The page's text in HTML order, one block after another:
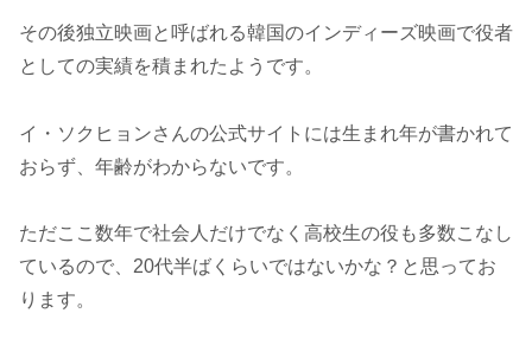
その後独立映画と呼ばれる韓国のインディーズ映画で役者
としての実績を積まれたようです。
イ・ソクヒョンさんの公式サイトには生まれ年が書かれて
おらず、年齢がわからないです。
ただここ数年で社会人だけでなく高校生の役も多数こなし
ているので、20代半ばくらいではないかな？と思ってお
ります。